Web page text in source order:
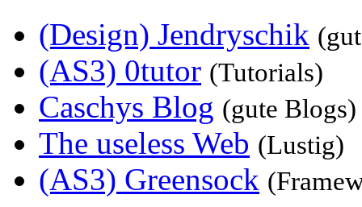
(Design) Jendryschik
(AS3) 0tutor (Tutorials)
Caschys Blog (gute Blogs)
The useless Web (Lustig)
(AS3) Greensock